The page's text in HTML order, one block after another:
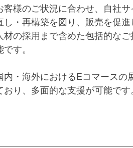
客様のご状況に合わせ、自社
し・再構築を図り、販売を促進
材の採用まで含めた包括的な
です。
内・海外におけるEコマースの
おり、多面的な支援が可能です。